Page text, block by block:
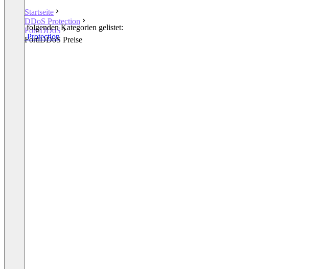
Startseite
DDoS Protection
FortiDDoS
FortiDDoS Preise
In den folgenden Kategorien gelistet:
DDoS Protection